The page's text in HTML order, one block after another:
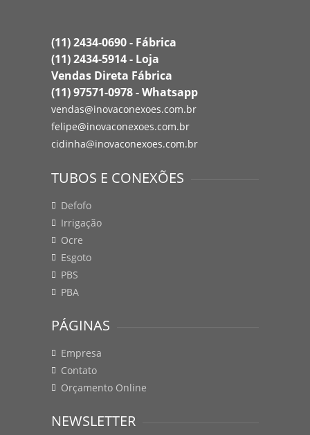
(11) 2434-0690 - Fábrica
(11) 2434-5914 - Loja
Vendas Direta Fábrica
(11) 97571-0978 - Whatsapp
vendas@inovaconexoes.com.br
felipe@inovaconexoes.com.br
cidinha@inovaconexoes.com.br
TUBOS E CONEXÕES
Defofo
Irrigação
Ocre
Esgoto
PBS
PBA
PÁGINAS
Empresa
Contato
Orçamento Online
NEWSLETTER